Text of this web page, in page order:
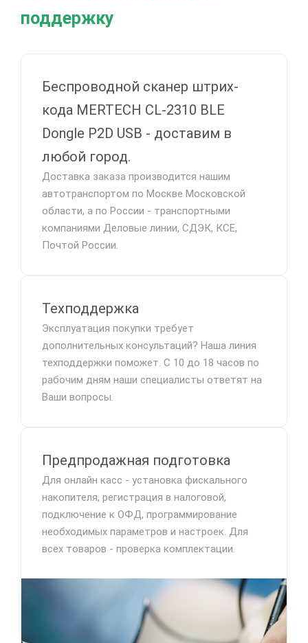
поддержку
Беспроводной сканер штрих-
кода MERTECH CL-2310 BLE
Dongle P2D USB - доставим в
любой город.
Доставка заказа производится нашим
автотранспортом по Москве Московской
области, а по России - транспортными
компаниями Деловые линии, СДЭК, КСЕ,
Почтой России.
Техподдержка
Эксплуатация покупки требует
дополнительных консультаций? Наша линия
техподдержки поможет. С 10 до 18 часов по
рабочим дням наши специалисты ответят на
Ваши вопросы.
Предпродажная подготовка
Для онлайн касс - установка фискального
накопителя, регистрация в налоговой,
подключение к ОФД, программирование
необходимых параметров и настроек. Для
всех товаров - проверка комплектации.